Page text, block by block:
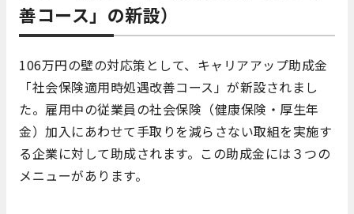
善コース」の新設）
106万円の壁の対応策として、キャリアアップ助成金
「社会保険適用時処遇改善コース」が新設されまし
た。雇用中の従業員の社会保険（健康保険・厚生年
金）加入にあわせて手取りを減らさない取組を実施す
る企業に対して助成されます。この助成金には３つの
メニューがあります。